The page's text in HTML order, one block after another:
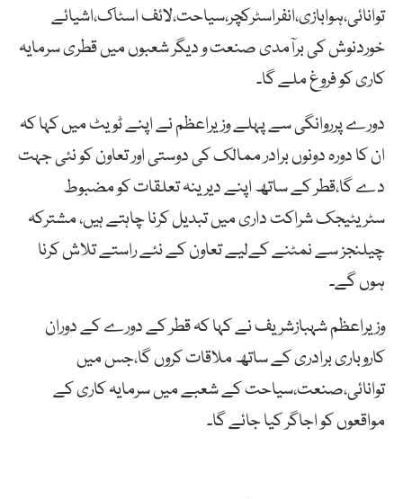
توانائی،ہوابازی،انفراسٹرکچر،سیاحت،لائف اسٹاک،اشیائے
خوردنوش کی برآمدی صنعت و دیگر شعبوں میں قطری سرمایہ
کاری کو فروغ ملے گا۔
دورے پرروانگی سے پہلے وزیراعظم نے اپنے ٹویٹ میں کہا کہ
ان کا دورہ دونوں برادر ممالک کی دوستی اور تعاون کو نئی جہت
دے گا،قطر کے ساتھ اپنے دیرینہ تعلقات کو مضبوط
سٹریٹیجک شراکت داری میں تبدیل کرنا چاہتے ہیں، مشترکہ
چیلنجز سے نمٹنے کےلیے تعاون کے نئے راستے تلاش کرنا
ہوں گے۔
وزیراعظم شہبازشریف نے کہا کہ قطر کے دورے کے دوران
کاروباری برادری کے ساتھ ملاقات کروں گا،جس میں
توانائی،صنعت،سیاحت کے شعبے میں سرمایہ کاری کے
مواقعوں کو اجاگر کیا جائے گا۔